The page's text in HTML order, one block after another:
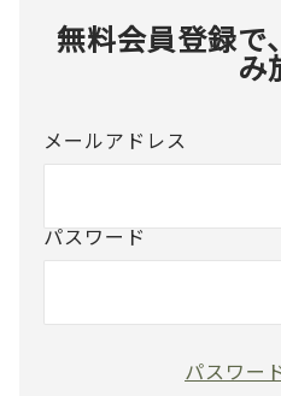
無料会員登録で
み
メールアドレス
パスワード
パスワー